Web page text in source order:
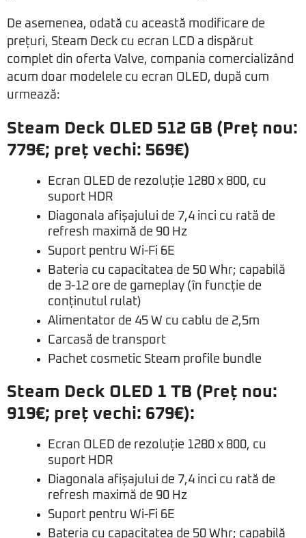
De asemenea, odată cu această modificare de
prețuri, Steam Deck cu ecran LCD a dispărut
complet din oferta Valve, compania comercializând
acum doar modelele cu ecran OLED, după cum
urmează:
Steam Deck OLED 512 GB (Preț nou:
779€; preț vechi: 569€)
Ecran OLED de rezoluție 1280 x 800, cu
suport HDR
Diagonala afișajului de 7,4 inci cu rată de
refresh maximă de 90 Hz
Suport pentru Wi-Fi 6E
Bateria cu capacitatea de 50 Whr; capabilă
de 3-12 ore de gameplay (în funcție de
conținutul rulat)
Alimentator de 45 W cu cablu de 2,5m
Carcasă de transport
Pachet cosmetic Steam profile bundle
Steam Deck OLED 1 TB (Preț nou:
919€; preț vechi: 679€):
Ecran OLED de rezoluție 1280 x 800, cu
suport HDR
Diagonala afișajului de 7,4 inci cu rată de
refresh maximă de 90 Hz
Suport pentru Wi-Fi 6E
Bateria cu capacitatea de 50 Whr; capabilă